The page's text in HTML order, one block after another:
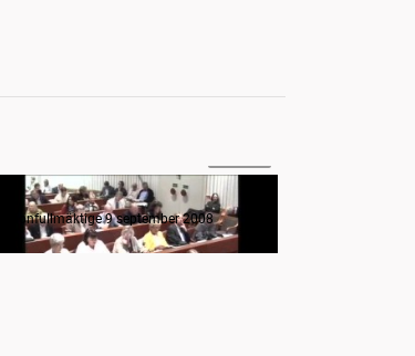
Regionfullmäktige 9 september 2008